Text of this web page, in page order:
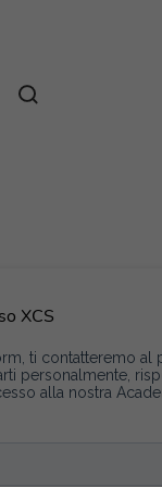
XCS